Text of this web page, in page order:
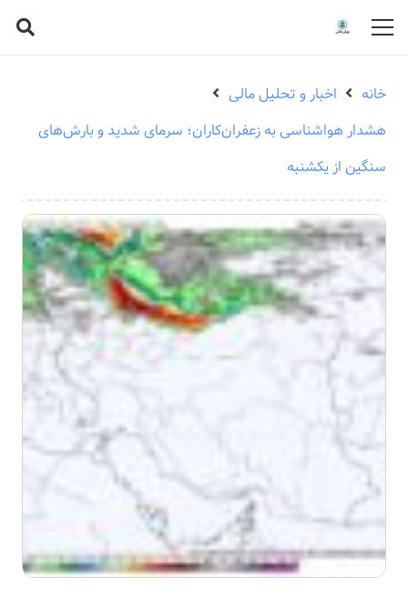
خانه
اخبار و تحلیل مالی
هشدار هواشناسی به زعفران‌کاران؛ سرمای شدید و بارش‌های
سنگین از یکشنبه